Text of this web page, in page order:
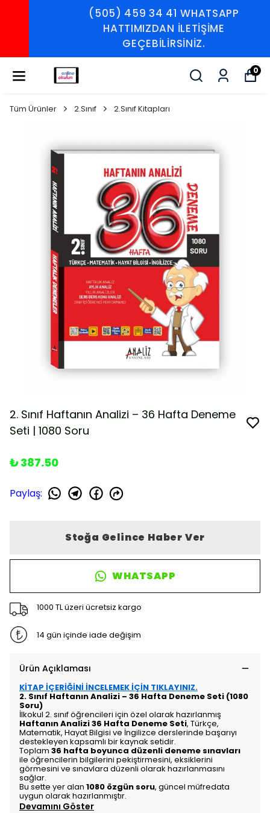
(505) 459 34 41 WHATSAPP
HATTIMIZDAN İLETİŞİME
GEÇEBİLİRSİNİZ.
0
Tüm Ürünler 2.Sınıf 2.Sınıf Kitapları
2. Sınıf Haftanın Analizi – 36 Hafta Deneme
Seti | 1080 Soru
₺ 387.50
Paylaş:
Stoğa Gelince Haber Ver
WHATSAPP
1000 TL üzeri ücretsiz kargo
14 gün içinde iade değişim
Ürün Açıklaması
KİTAP İÇERİĞİNİ İNCELEMEK İÇİN TIKLAYINIZ.
2. Sınıf Haftanın Analizi – 36 Hafta Deneme Seti (1080
Soru)
İlkokul 2. sınıf öğrencileri için özel olarak hazırlanmış
Haftanın Analizi 36 Hafta Deneme Seti, Türkçe,
Matematik, Hayat Bilgisi ve İngilizce derslerinde başarıyı
destekleyen kapsamlı bir kaynak setidir.
Toplam 36 hafta boyunca düzenli deneme sınavları
ile öğrencilerin bilgilerini pekiştirmesini, eksiklerini
görmesini ve sınavlara düzenli olarak hazırlanmasını
sağlar.
Bu sette yer alan 1080 özgün soru, güncel müfredata
uygun olarak hazırlanmıştır.
Devamını Göster